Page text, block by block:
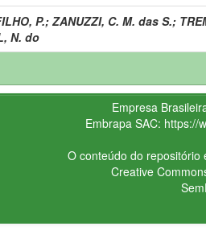
P.; ZANUZZI, C. M. das S.;
N. do
Empresa
Embrapa SAC: https://
O conteúdo do repositório
Creative